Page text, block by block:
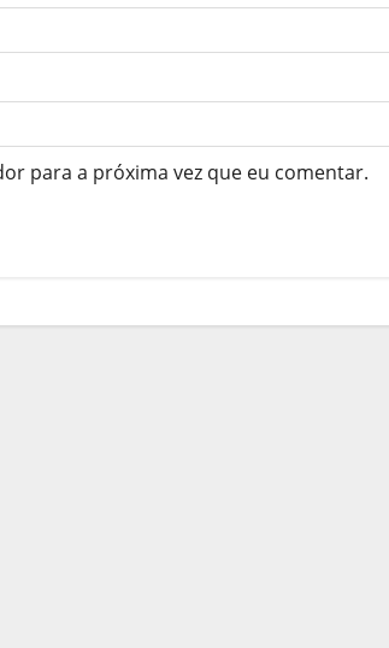
para a próxima vez que eu comentar.